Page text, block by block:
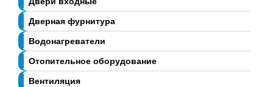
Дверная фурнитура
Водонагреватели
Отопительное оборудование
Вентиляция